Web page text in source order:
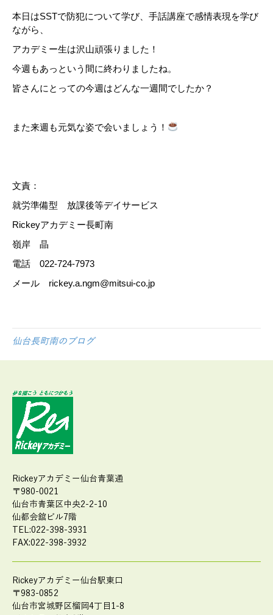
本日はSSTで防犯について学び、手話講座で感情表現を学び
ながら、
アカデミー生は沢山頑張りました！
今週もあっという間に終わりましたね。
皆さんにとっての今週はどんな一週間でしたか？
また来週も元気な姿で会いましょう！
文責：
就労準備型 放課後等デイサービス
Rickeyアカデミー長町南
嶺岸 晶
電話 022-724-7973
メール rickey.a.ngm@mitsui-co.jp
仙台長町南のブログ
Rickeyアカデミー仙台青葉通
〒980-0021
仙台市青葉区中央2-2-10
仙都会舘ビル7階
TEL:022-398-3931
FAX:022-398-3932
Rickeyアカデミー仙台駅東口
〒983-0852
仙台市宮城野区榴岡4丁目1-8